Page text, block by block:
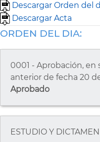
Descargar Orden del
Descargar Acta
ORDEN DEL DIA:
0001 - Aprobación, en
anterior de fecha 20
Aprobado
ESTUDIO Y